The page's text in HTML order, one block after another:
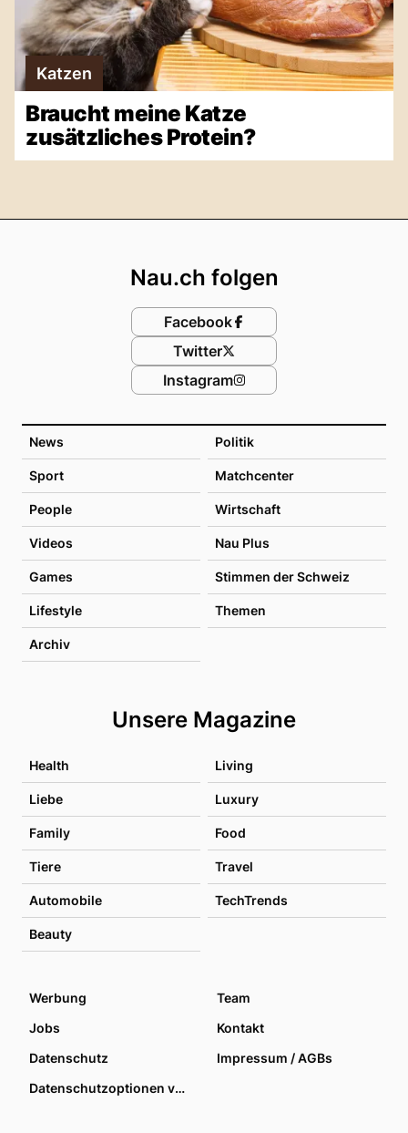
Katzen
Braucht meine Katze
zusätzliches Protein?
News Politik
Sport Matchcenter
People Wirtschaft
Videos Nau Plus
Games Stimmen der Schweiz
Lifestyle Themen
Archiv
Unsere Magazine
Health Living
Liebe Luxury
Family Food
Tiere Travel
Automobile TechTrends
Beauty
Nau.ch folgen
Facebook
Twitter
Instagram
Werbung
Team
Jobs
Kontakt
Datenschutz
Impressum / AGBs
Datenschutzoptionen verwalten